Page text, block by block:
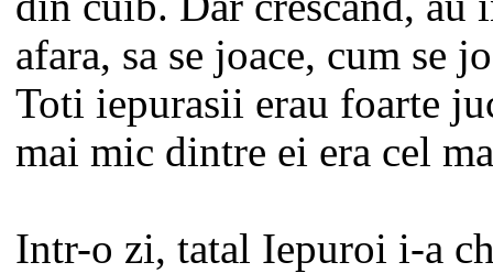
afara, sa se joace, cum se
Toti iepurasii erau foarte
mai mic dintre ei era cel
Intr-o zi, tatal Iepuroi i-a